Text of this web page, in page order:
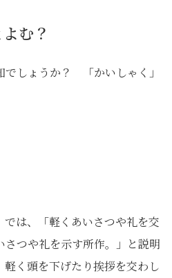
む？
でしょうか？ 「かいしゃく」
では、「軽くあいさつや礼を交
つや礼を示す所作。」と説明
く頭を下げたり挨拶を交わし